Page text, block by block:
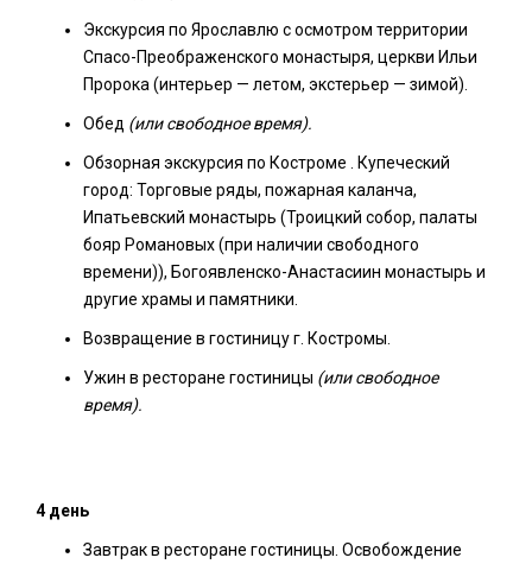
Экскурсия по Ярославлю с осмотром территории
Спасо-Преображенского монастыря, церкви Ильи
Пророка (интерьер — летом, экстерьер — зимой).
Обед (или свободное время).
Обзорная экскурсия по Костроме . Купеческий
город: Торговые ряды, пожарная каланча,
Ипатьевский монастырь (Троицкий собор, палаты
бояр Романовых (при наличии свободного
времени)), Богоявленско-Анастасиин монастырь и
другие храмы и памятники.
Возвращение в гостиницу г. Костромы.
Ужин в ресторане гостиницы (или свободное
время).
4 день
Завтрак в ресторане гостиницы. Освобождение